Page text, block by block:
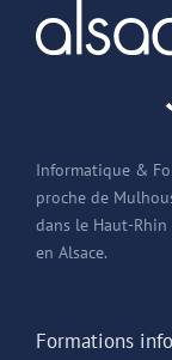
Informatique &
proche de
dans le Haut-Rhin
en Alsace.
Formations